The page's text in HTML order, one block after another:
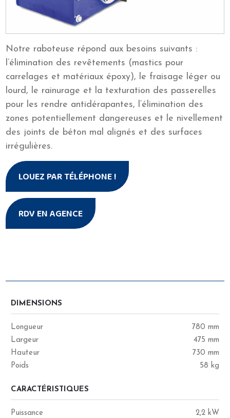
Notre raboteuse répond aux besoins suivants :
l’élimination des revêtements (mastics pour
carrelages et matériaux époxy), le fraisage léger ou
lourd, le rainurage et la texturation des passerelles
pour les rendre antidérapantes, l’élimination des
zones potentiellement dangereuses et le nivellement
des joints de béton mal alignés et des surfaces
irrégulières.
LOUEZ PAR TÉLÉPHONE !
RDV EN AGENCE
DIMENSIONS
Longueur
780 mm
Largeur
475 mm
Hauteur
730 mm
Poids
58 kg
CARACTÉRISTIQUES
Puissance
2,2 kW